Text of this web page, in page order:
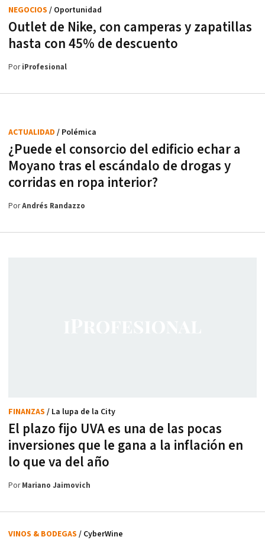
Outlet de Nike, con camperas y zapatillas
hasta con 45% de descuento
NEGOCIOS / Oportunidad
PoriProfesional
¿Puede el consorcio del edificio echar a
Moyano tras el escándalo de drogas y
corridas en ropa interior?
ACTUALIDAD / Polémica
PorAndrés Randazzo
El plazo fijo UVA es una de las pocas
inversiones que le gana a la inflación en
lo que va del año
FINANZAS / La lupa de la City
PorMariano Jaimovich
VINOS & BODEGAS / CyberWine